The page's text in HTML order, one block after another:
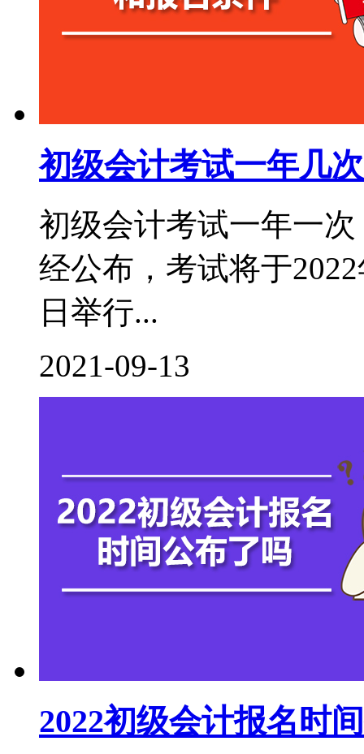
初级会计考试一年几
初级会计考试一年一
经公布，考试将于
日举行...
2021-09-13
2022初级会计报名时